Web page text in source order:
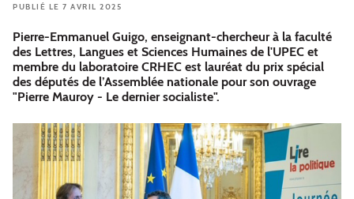
PUBLIÉ LE 7 AVRIL 2025
Pierre-Emmanuel Guigo, enseignant-chercheur à la faculté
des Lettres, Langues et Sciences Humaines de l'UPEC et
membre du laboratoire CRHEC est lauréat du prix spécial
des députés de l’Assemblée nationale pour son ouvrage
"Pierre Mauroy - Le dernier socialiste".